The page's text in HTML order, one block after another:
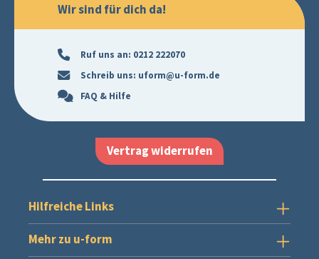
Wir sind für dich da!
Ruf uns an: 0212 222070
Schreib uns: uform@u-form.de
FAQ & Hilfe
Vertrag widerrufen
Hilfreiche Links
Mehr zu u-form